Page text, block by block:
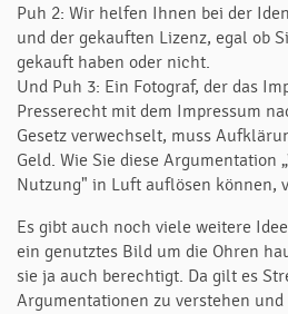
Puh 2: Wir helfen Ihnen bei der
und der gekauften Lizenz, egal ob
gekauft haben oder nicht.
Und Puh 3: Ein Fotograf, der das
Presserecht mit dem Impressum
Gesetz verwechselt, muss
Geld. Wie Sie diese Argumentation
Nutzung" in Luft auflösen können,
Es gibt auch noch viele weitere
ein genutztes Bild um die Ohren
sie ja auch berechtigt. Da gilt es
Argumentationen zu verstehen